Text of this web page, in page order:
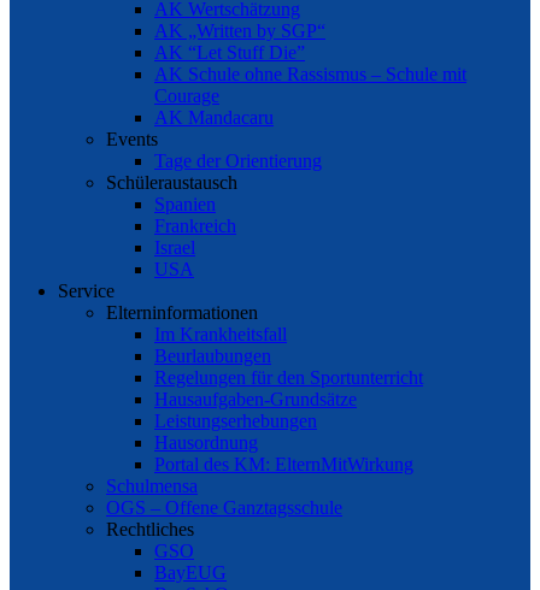
AK Wertschätzung
AK „Written by SGP“
AK “Let Stuff Die”
AK Schule ohne Rassismus – Schule mit
Courage
AK Mandacaru
Events
Tage der Orientierung
Schüleraustausch
Spanien
Frankreich
Israel
USA
Service
Elterninformationen
Im Krankheitsfall
Beurlaubungen
Regelungen für den Sportunterricht
Hausaufgaben-Grundsätze
Leistungserhebungen
Hausordnung
Portal des KM: ElternMitWirkung
Schulmensa
OGS – Offene Ganztagsschule
Rechtliches
GSO
BayEUG